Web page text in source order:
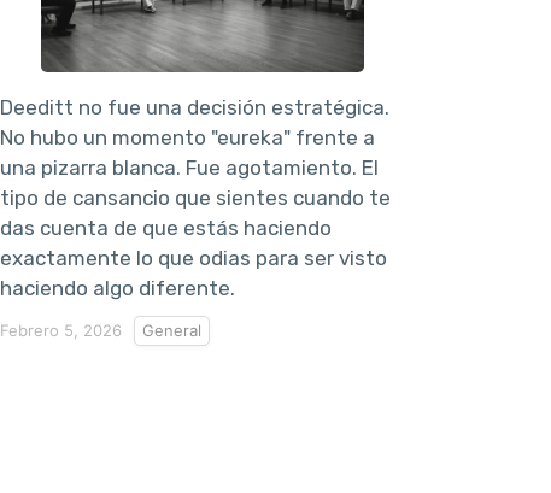
Deeditt no fue una decisión estratégica.
No hubo un momento "eureka" frente a
una pizarra blanca. Fue agotamiento. El
tipo de cansancio que sientes cuando te
das cuenta de que estás haciendo
exactamente lo que odias para ser visto
haciendo algo diferente.
Febrero 5, 2026 General